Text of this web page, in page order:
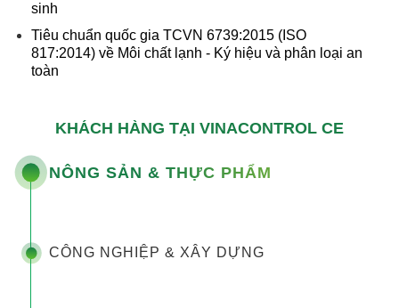
sinh
Tiêu chuẩn quốc gia TCVN 6739:2015 (ISO
817:2014) về Môi chất lạnh - Ký hiệu và phân loại an
toàn
KHÁCH HÀNG TẠI VINACONTROL CE
NÔNG SẢN & THỰC PHẨM
CÔNG NGHIỆP & XÂY DỰNG